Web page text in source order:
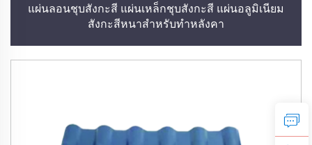
แผ่นลอนชุบสังกะสี แผ่นเหล็กชุบสังกะสี แผ่นอลูมิเนียม
สังกะสีหนาสำหรับทำหลังคา